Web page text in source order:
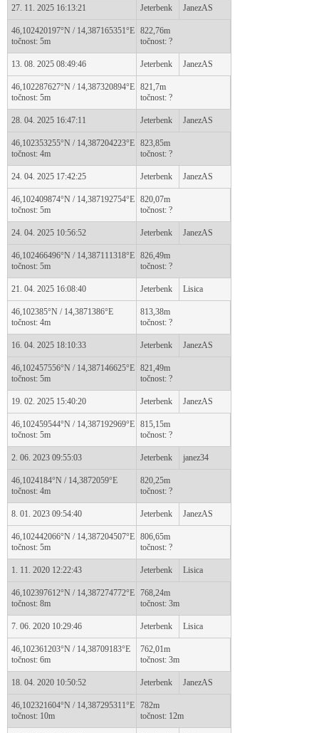
27. 11. 2025 16:13:21 Jeterbenk JanezAS
46,102420197°N / 14,387165351°E
točnost: 5m
822,76m
točnost: ?
13. 08. 2025 08:49:46 Jeterbenk JanezAS
46,102287627°N / 14,387320894°E
točnost: 5m
821,7m
točnost: ?
28. 04. 2025 16:47:11 Jeterbenk JanezAS
46,102353255°N / 14,387204223°E
točnost: 4m
823,85m
točnost: ?
24. 04. 2025 17:42:25 Jeterbenk JanezAS
46,102409874°N / 14,387192754°E
točnost: 5m
820,07m
točnost: ?
24. 04. 2025 10:56:52 Jeterbenk JanezAS
46,102466496°N / 14,387111318°E
točnost: 5m
826,49m
točnost: ?
21. 04. 2025 16:08:40 Jeterbenk Lisica
46,102385°N / 14,3871386°E
točnost: 4m
813,38m
točnost: ?
16. 04. 2025 18:10:33 Jeterbenk JanezAS
46,102457556°N / 14,387146625°E
točnost: 5m
821,49m
točnost: ?
19. 02. 2025 15:40:20 Jeterbenk JanezAS
46,102459544°N / 14,387192969°E
točnost: 5m
815,15m
točnost: ?
2. 06. 2023 09:55:03 Jeterbenk janez34
46,1024184°N / 14,3872059°E
točnost: 4m
820,25m
točnost: ?
8. 01. 2023 09:54:40 Jeterbenk JanezAS
46,102442066°N / 14,387204507°E
točnost: 5m
806,65m
točnost: ?
1. 11. 2020 12:22:43 Jeterbenk Lisica
46,102397612°N / 14,387274772°E
točnost: 8m
768,24m
točnost: 3m
7. 06. 2020 10:29:46 Jeterbenk Lisica
46,102361203°N / 14,38709183°E
točnost: 6m
762,01m
točnost: 3m
18. 04. 2020 10:50:52 Jeterbenk JanezAS
46,102321604°N / 14,387295311°E
točnost: 10m
782m
točnost: 12m